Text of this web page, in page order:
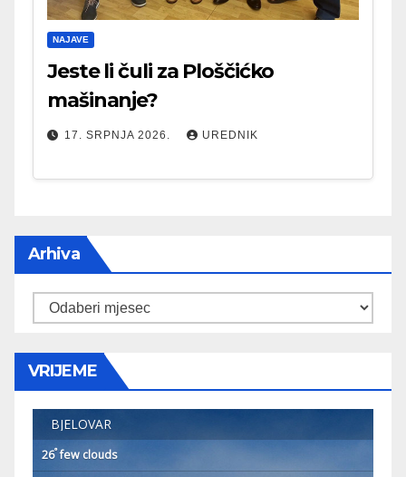
NAJAVE
Jeste li čuli za Ploščićko
mašinanje?
17. SRPNJA 2026. UREDNIK
Arhiva
Arhiva
VRIJEME
BJELOVAR
26°few clouds